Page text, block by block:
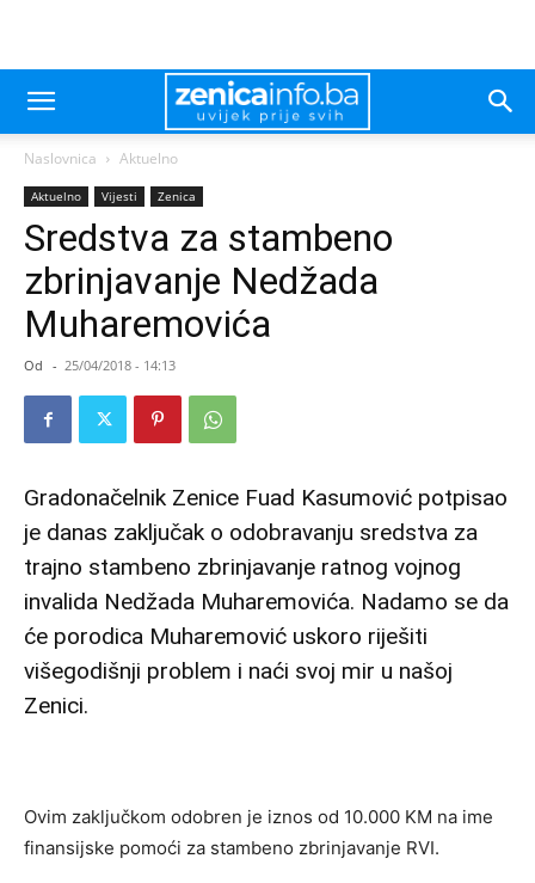
Naslovnica Aktuelno
Aktuelno Vijesti Zenica
Sredstva za stambeno
zbrinjavanje Nedžada
Muharemovića
Od - 25/04/2018 - 14:13
Gradonačelnik Zenice Fuad Kasumović potpisao
je danas zaključak o odobravanju sredstva za
trajno stambeno zbrinjavanje ratnog vojnog
invalida Nedžada Muharemovića. Nadamo se da
će porodica Muharemović uskoro riješiti
višegodišnji problem i naći svoj mir u našoj
Zenici.
Ovim zaključkom odobren je iznos od 10.000 KM na ime
finansijske pomoći za stambeno zbrinjavanje RVI.